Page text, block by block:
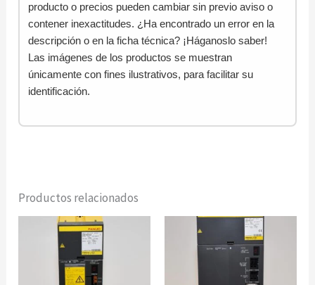
producto o precios pueden cambiar sin previo aviso o
contener inexactitudes. ¿Ha encontrado un error en la
descripción o en la ficha técnica? ¡Háganoslo saber!
Las imágenes de los productos se muestran
únicamente con fines ilustrativos, para facilitar su
identificación.
Productos relacionados